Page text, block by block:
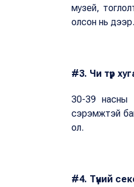
музей,
олсон нь дээр.
#3. Чи түр
30-39 насны
сэрэмжтэй
ол.
#4. Түүний